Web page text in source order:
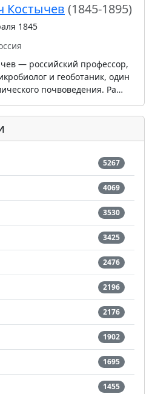
Костычев (1845-1895)
1845
— российский профессор,
и геоботаник, один
почвоведения. Ра…
5267
4069
3530
3425
2476
2196
2176
1902
1695
1455